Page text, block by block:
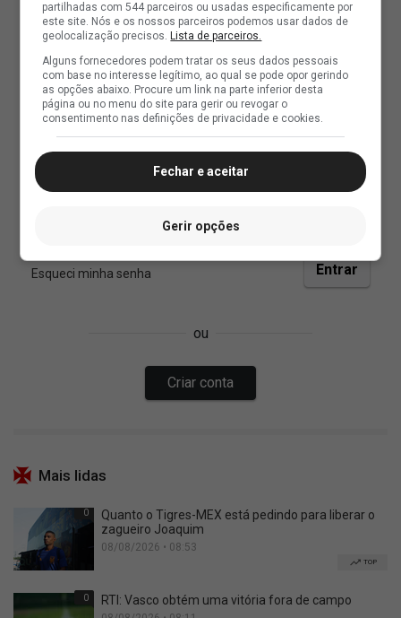
Mais lidas
0
Quanto o Tigres-MEX está pedindo para liberar o
zagueiro Joaquim
08/08/2026 • 08:53
TOP
0 RTI: Vasco obtém uma vitória fora de campo
partilhadas com 544 parceiros ou usadas especificamente por
este site. Nós e os nossos parceiros podemos usar dados de
geolocalização precisos. Lista de parceiros.
Alguns fornecedores podem tratar os seus dados pessoais
com base no interesse legítimo, ao qual se pode opor gerindo
as opções abaixo. Procure um link na parte inferior desta
página ou no menu do site para gerir ou revogar o
consentimento nas definições de privacidade e cookies.
Fechar e aceitar
Gerir opções